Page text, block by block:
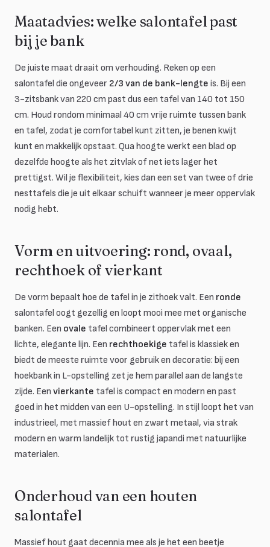
Maatadvies: welke salontafel past
bij je bank
De juiste maat draait om verhouding. Reken op een
salontafel die ongeveer 2/3 van de bank-lengte is. Bij een
3-zitsbank van 220 cm past dus een tafel van 140 tot 150
cm. Houd rondom minimaal 40 cm vrije ruimte tussen bank
en tafel, zodat je comfortabel kunt zitten, je benen kwijt
kunt en makkelijk opstaat. Qua hoogte werkt een blad op
dezelfde hoogte als het zitvlak of net iets lager het
prettigst. Wil je flexibiliteit, kies dan een set van twee of drie
nesttafels die je uit elkaar schuift wanneer je meer oppervlak
nodig hebt.
Vorm en uitvoering: rond, ovaal,
rechthoek of vierkant
De vorm bepaalt hoe de tafel in je zithoek valt. Een ronde
salontafel oogt gezellig en loopt mooi mee met organische
banken. Een ovale tafel combineert oppervlak met een
lichte, elegante lijn. Een rechthoekige tafel is klassiek en
biedt de meeste ruimte voor gebruik en decoratie: bij een
hoekbank in L-opstelling zet je hem parallel aan de langste
zijde. Een vierkante tafel is compact en modern en past
goed in het midden van een U-opstelling. In stijl loopt het van
industrieel, met massief hout en zwart metaal, via strak
modern en warm landelijk tot rustig japandi met natuurlijke
materialen.
Onderhoud van een houten
salontafel
Massief hout gaat decennia mee als je het een beetje